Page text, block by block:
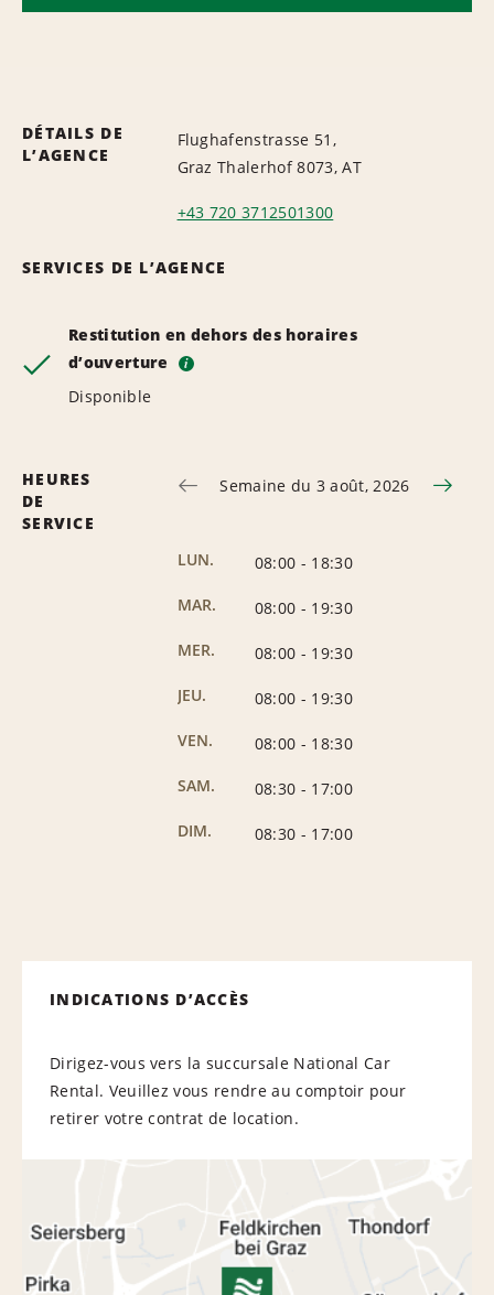
DÉTAILS DE
L’AGENCE
Flughafenstrasse 51,
Graz Thalerhof 8073, AT
+43 720 3712501300
SERVICES DE L’AGENCE
Restitution en dehors des horaires
d’ouverture
i
Disponible
HEURES
DE
SERVICE
Semaine du 3 août, 2026
LUN. 08:00 - 18:30
MAR.
08:00 - 19:30
MER.
08:00 - 19:30
JEU.
08:00 - 19:30
VEN.
08:00 - 18:30
SAM.
08:30 - 17:00
DIM.
08:30 - 17:00
INDICATIONS D’ACCÈS
Dirigez-vous vers la succursale National Car
Rental. Veuillez vous rendre au comptoir pour
retirer votre contrat de location.